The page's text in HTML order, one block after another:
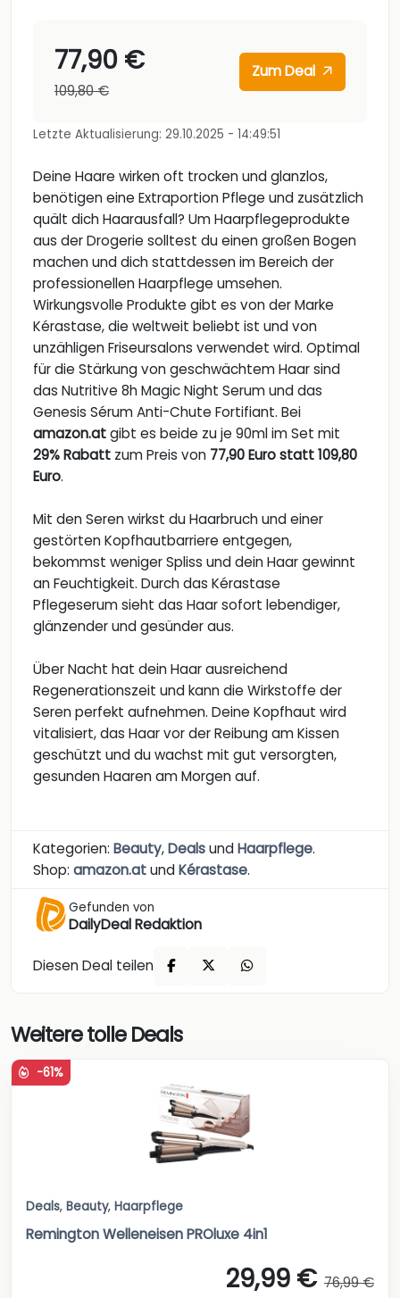
77,90 €
109,80 €
Zum Deal
Letzte Aktualisierung: 29.10.2025 - 14:49:51
Deine Haare wirken oft trocken und glanzlos,
benötigen eine Extraportion Pflege und zusätzlich
quält dich Haarausfall? Um Haarpflegeprodukte
aus der Drogerie solltest du einen großen Bogen
machen und dich stattdessen im Bereich der
professionellen Haarpflege umsehen.
Wirkungsvolle Produkte gibt es von der Marke
Kérastase, die weltweit beliebt ist und von
unzähligen Friseursalons verwendet wird. Optimal
für die Stärkung von geschwächtem Haar sind
das Nutritive 8h Magic Night Serum und das
Genesis Sérum Anti-Chute Fortifiant. Bei
amazon.atgibt es beide zu je 90ml im Set mit
29% Rabatt zum Preis von 77,90 Euro statt 109,80
Euro.
Mit den Seren wirkst du Haarbruch und einer
gestörten Kopfhautbarriere entgegen,
bekommst weniger Spliss und dein Haar gewinnt
an Feuchtigkeit. Durch das Kérastase
Pflegeserum sieht das Haar sofort lebendiger,
glänzender und gesünder aus.
Über Nacht hat dein Haar ausreichend
Regenerationszeit und kann die Wirkstoffe der
Seren perfekt aufnehmen. Deine Kopfhaut wird
vitalisiert, das Haar vor der Reibung am Kissen
geschützt und du wachst mit gut versorgten,
gesunden Haaren am Morgen auf.
Kategorien: Beauty,DealsundHaarpflege.
Shop: amazon.atundKérastase.
Gefunden von
DailyDeal Redaktion
Diesen Deal teilen
Weitere tolle Deals
-61%
Deals, Beauty, Haarpflege
Remington Welleneisen PROluxe 4in1
29,99 € 76,99 €